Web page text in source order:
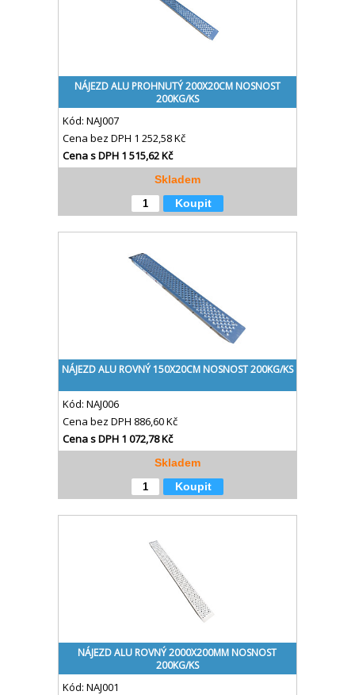
NÁJEZD ALU PROHNUTÝ 200X20CM NOSNOST
200KG/KS
Kód: NAJ007
Cena bez DPH 1 252,58 Kč
Cena s DPH 1 515,62 Kč
Skladem
Koupit
NÁJEZD ALU ROVNÝ 150X20CM NOSNOST 200KG/KS
Kód: NAJ006
Cena bez DPH 886,60 Kč
Cena s DPH 1 072,78 Kč
Skladem
Koupit
NÁJEZD ALU ROVNÝ 2000X200MM NOSNOST
200KG/KS
Kód: NAJ001